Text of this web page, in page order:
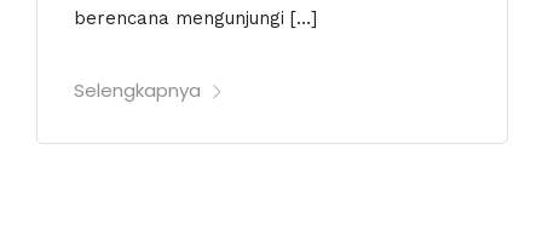
berencana mengunjungi […]
Selengkapnya